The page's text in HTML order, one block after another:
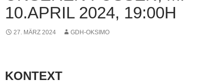
0.APRIL 2024, 19:00H
27. MÄRZ 2024 GDH-OKSIMO
KONTEXT